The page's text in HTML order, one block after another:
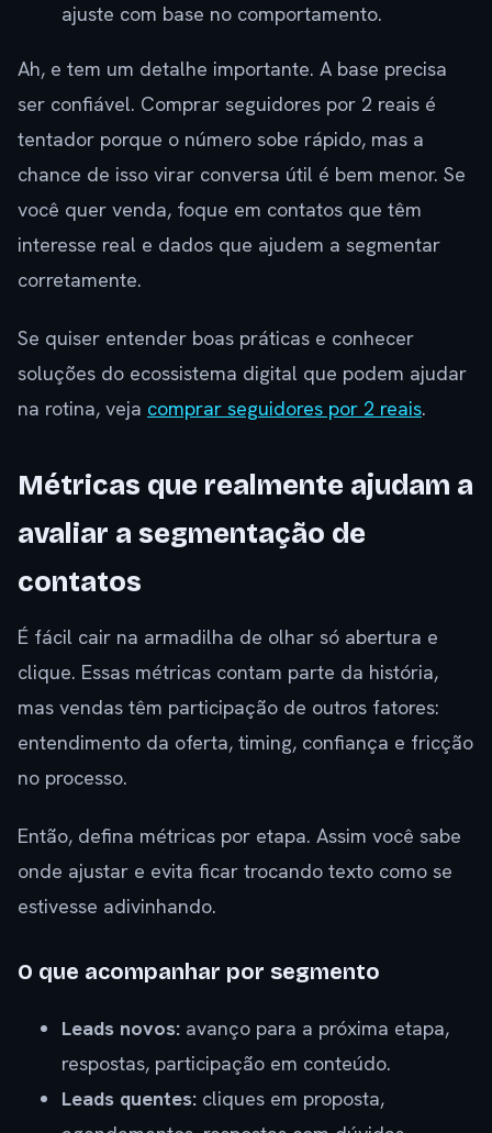
ajuste com base no comportamento.
Ah, e tem um detalhe importante. A base precisa
ser confiável. Comprar seguidores por 2 reais é
tentador porque o número sobe rápido, mas a
chance de isso virar conversa útil é bem menor. Se
você quer venda, foque em contatos que têm
interesse real e dados que ajudem a segmentar
corretamente.
Se quiser entender boas práticas e conhecer
soluções do ecossistema digital que podem ajudar
na rotina, veja comprar seguidores por 2 reais.
Métricas que realmente ajudam a
avaliar a segmentação de
contatos
É fácil cair na armadilha de olhar só abertura e
clique. Essas métricas contam parte da história,
mas vendas têm participação de outros fatores:
entendimento da oferta, timing, confiança e fricção
no processo.
Então, defina métricas por etapa. Assim você sabe
onde ajustar e evita ficar trocando texto como se
estivesse adivinhando.
O que acompanhar por segmento
Leads novos: avanço para a próxima etapa,
respostas, participação em conteúdo.
Leads quentes: cliques em proposta,